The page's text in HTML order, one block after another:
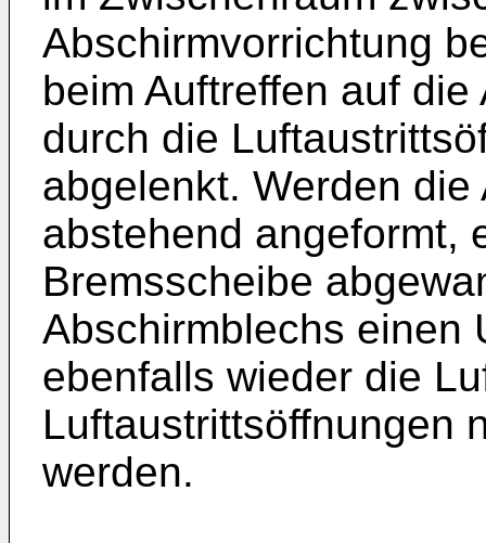
Abschirmvorrichtung
beim Auftreffen auf
durch die
abgelenkt. Werden
abstehend angeformt,
Bremsscheibe
Abschirmblechs einen
ebenfalls wieder die
Luftaustrittsöffnungen
werden.